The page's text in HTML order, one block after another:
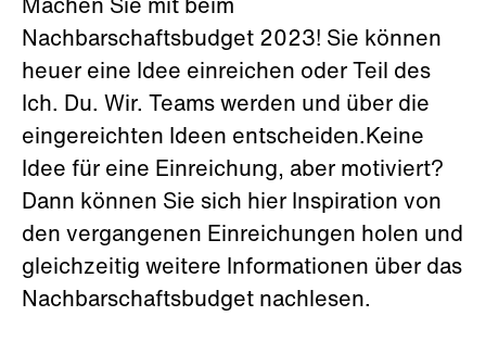
Machen Sie mit beim
Nachbarschaftsbudget 2023! Sie können
heuer eine Idee einreichen oder Teil des
Ich. Du. Wir. Teams werden und über die
eingereichten Ideen entscheiden.Keine
Idee für eine Einreichung, aber motiviert?
Dann können Sie sich hier Inspiration von
den vergangenen Einreichungen holen und
gleichzeitig weitere Informationen über das
Nachbarschaftsbudget nachlesen.